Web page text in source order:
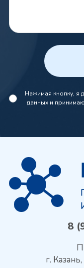
Нажимая кнопку, я
данных и
8
г.